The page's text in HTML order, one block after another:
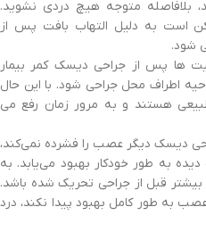
بلافاصله متوجه هیچ دردی نشوید.
است به دلیل التهاب بافت پس از
شود.
ها پس از جراحی دیسک کمر بیمار
اطراف محل جراحی شود. با این حال
هستند و به مرور زمان رفع می
دیسک دیگر عصب را فشرده نمی‌کند،
به طور خودکار بهبود می‌یابد. به
قبل از جراحی تحریک شده باشد.
به طور کامل بهبود پیدا نکند، درد